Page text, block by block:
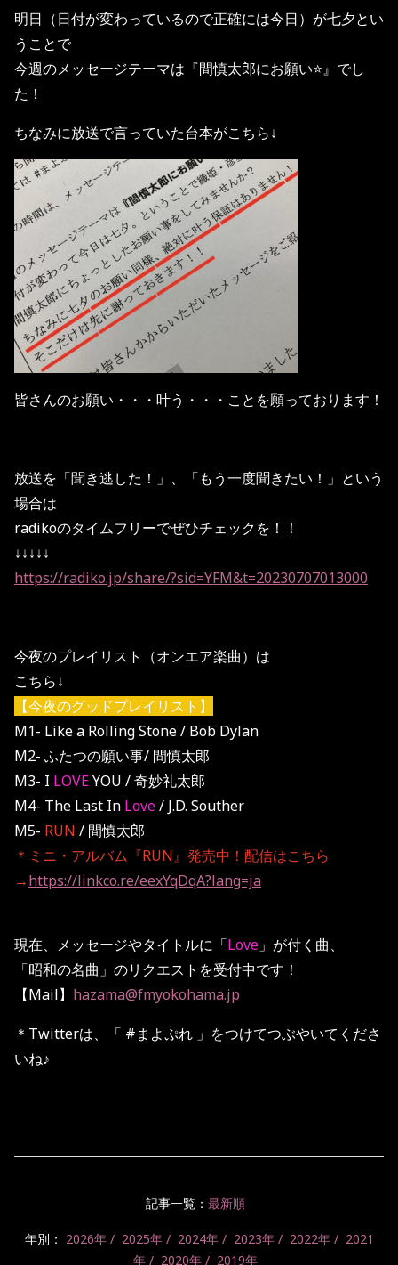
明日（日付が変わっているので正確には今日）が七夕とい
うことで
今週のメッセージテーマは『間慎太郎にお願い️⭐️』でし
た！
ちなみに放送で言っていた台本がこちら↓
皆さんのお願い・・・叶う・・・ことを願っております！
放送を「聞き逃した！」、「もう一度聞きたい！」という
場合は
radikoのタイムフリーでぜひチェックを！！
↓↓↓↓↓
https://radiko.jp/share/?sid=YFM&t=20230707013000
今夜のプレイリスト（オンエア楽曲）は
こちら↓
【今夜のグッドプレイリスト】
M1- Like a Rolling Stone / Bob Dylan
M2- ふたつの願い事/ 間慎太郎
M3- I LOVE YOU / 奇妙礼太郎
M4- The Last In Love/ J.D. Souther
M5- RUN / 間慎太郎
＊ミニ・アルバム『RUN』発売中！配信はこちら
→https://linkco.re/eexYqDqA?lang=ja
現在、メッセージやタイトルに「Love 」が付く曲、
「昭和の名曲」のリクエストを受付中です！
【Mail】 hazama@fmyokohama.jp
＊Twitterは、「 #まよぷれ 」をつけてつぶやいてくださ
いね♪
記事一覧： 最新順
年別： 2026年 2025年 2024年 2023年 2022年
2021
年
2020年 2019年